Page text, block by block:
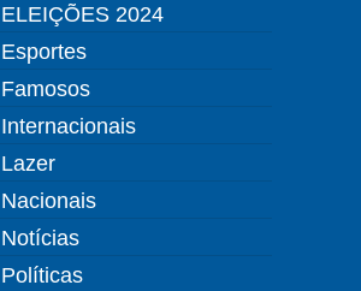
ELEIÇÕES 2024
Esportes
Famosos
Internacionais
Lazer
Nacionais
Notícias
Políticas